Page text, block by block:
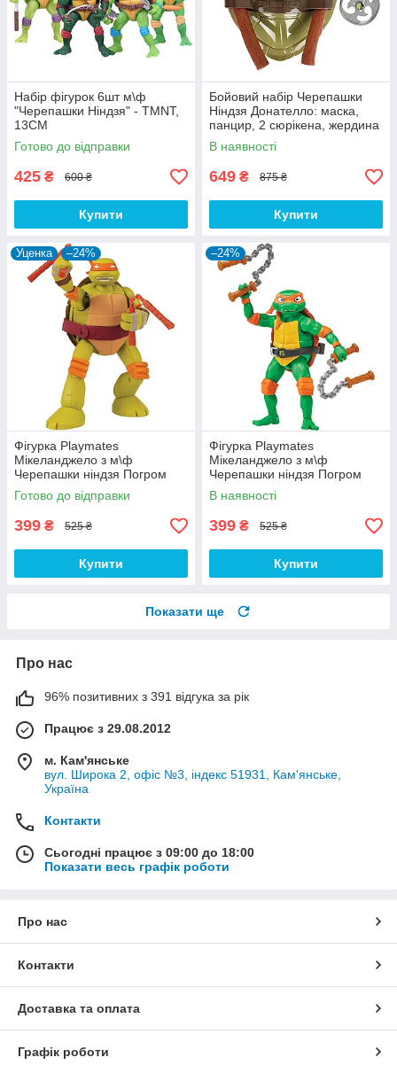
Набір фігурок 6шт м\ф
"Черепашки Ніндзя" - TMNT,
13CM
Готово до відправки
425 ₴ 600 ₴
Купити
Бойовий набір Черепашки
Ніндзя Донателло: маска,
панцир, 2 сюрікена, жердина
Бо
В наявності
649 ₴ 875 ₴
Купити
Уценка –24%
Фігурка Playmates
Мікеланджело з м\ф
Черепашки ніндзя Погром
мутантів, 12 см - TMNT,
Nickelodeon
Готово до відправки
399 ₴ 525 ₴
Купити
–24%
Фігурка Playmates
Мікеланджело з м\ф
Черепашки ніндзя Погром
мутантів, 12 см - TMNT,
Nickelodeon
В наявності
399 ₴ 525 ₴
Купити
Показати ще
Про нас
96% позитивних з 391 відгука за рік
Працює з 29.08.2012
м. Кам'янське
вул. Широка 2, офіс №3, індекс 51931, Кам'янське,
Україна
Контакти
Сьогодні працює з 09:00 до 18:00
Показати весь графік роботи
Про нас
Контакти
Доставка та оплата
Графік роботи